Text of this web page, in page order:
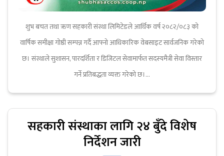
शुभ बचत तथा ऋण सहकारी संस्था लिमिटेडले आर्थिक वर्ष २०८२/०८३ को
वार्षिक समीक्षा गोष्ठी सम्पन्न गर्दै आफ्नो आधिकारिक वेबसाइट सार्वजनिक गरेको
छ। संस्थाले सुशासन, पारदर्शिता र डिजिटल सेवामार्फत सदस्यमैत्री सेवा विस्तार
गर्ने प्रतिबद्धता व्यक्त गरेको छ।...
सहकारी संस्थाका लागि २४ बुँदे विशेष
निर्देशन जारी